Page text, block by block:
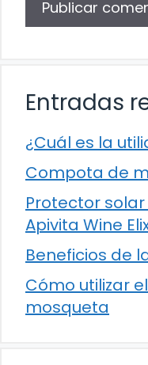
Entradas
¿Cuál es la
Compota de
Protector solar
Apivita Wine
Beneficios de
Cómo utilizar
mosqueta